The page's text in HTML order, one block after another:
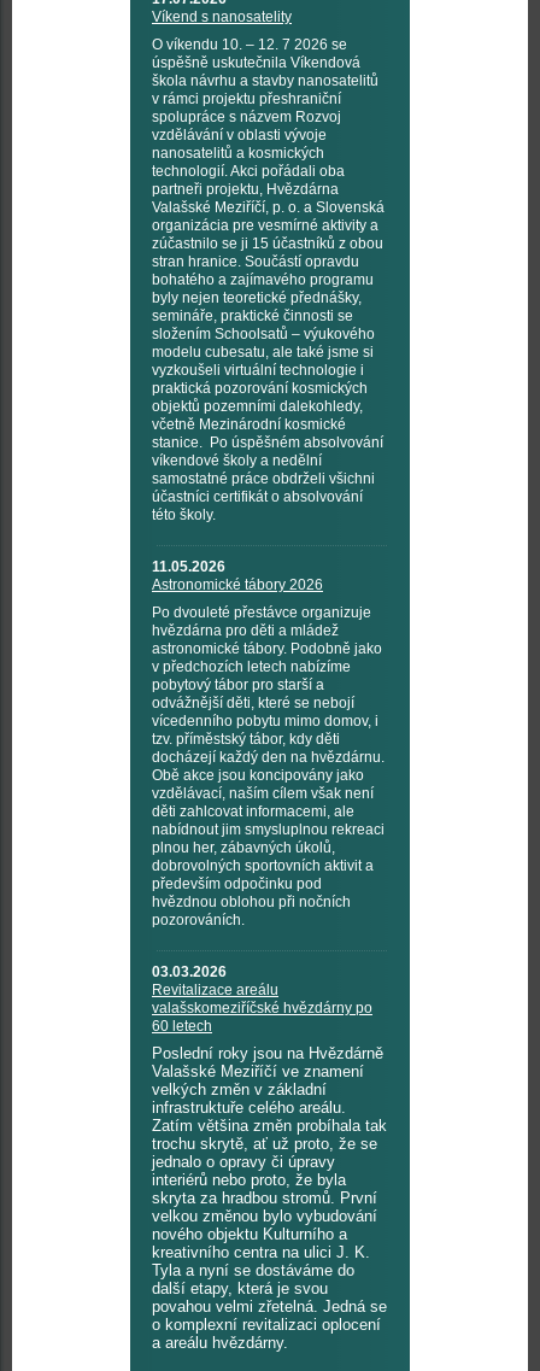
Víkend s nanosatelity
O víkendu 10. – 12. 7 2026 se
úspěšně uskutečnila Víkendová
škola návrhu a stavby nanosatelitů
v rámci projektu přeshraniční
spolupráce s názvem Rozvoj
vzdělávání v oblasti vývoje
nanosatelitů a kosmických
technologií. Akci pořádali oba
partneři projektu, Hvězdárna
Valašské Meziříčí, p. o. a Slovenská
organizácia pre vesmírné aktivity a
zúčastnilo se ji 15 účastníků z obou
stran hranice. Součástí opravdu
bohatého a zajímavého programu
byly nejen teoretické přednášky,
semináře, praktické činnosti se
složením Schoolsatů – výukového
modelu cubesatu, ale také jsme si
vyzkoušeli virtuální technologie i
praktická pozorování kosmických
objektů pozemními dalekohledy,
včetně Mezinárodní kosmické
stanice. Po úspěšném absolvování
víkendové školy a nedělní
samostatné práce obdrželi všichni
účastníci certifikát o absolvování
této školy.
11.05.2026
Astronomické tábory 2026
Po dvouleté přestávce organizuje
hvězdárna pro děti a mládež
astronomické tábory. Podobně jako
v předchozích letech nabízíme
pobytový tábor pro starší a
odvážnější děti, které se nebojí
vícedenního pobytu mimo domov, i
tzv. příměstský tábor, kdy děti
docházejí každý den na hvězdárnu.
Obě akce jsou koncipovány jako
vzdělávací, naším cílem však není
děti zahlcovat informacemi, ale
nabídnout jim smysluplnou rekreaci
plnou her, zábavných úkolů,
dobrovolných sportovních aktivit a
především odpočinku pod
hvězdnou oblohou při nočních
pozorováních.
03.03.2026
Revitalizace areálu
valašskomeziříčské hvězdárny po
60 letech
Poslední roky jsou na Hvězdárně
Valašské Meziříčí ve znamení
velkých změn v základní
infrastruktuře celého areálu.
Zatím většina změn probíhala tak
trochu skrytě, ať už proto, že se
jednalo o opravy či úpravy
interiérů nebo proto, že byla
skryta za hradbou stromů. První
velkou změnou bylo vybudování
nového objektu Kulturního a
kreativního centra na ulici J. K.
Tyla a nyní se dostáváme do
další etapy, která je svou
povahou velmi zřetelná. Jedná se
o komplexní revitalizaci oplocení
a areálu hvězdárny.